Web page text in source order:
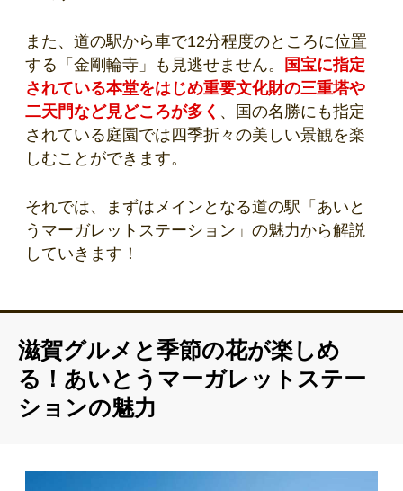
また、道の駅から車で12分程度のところに位置
する「金剛輪寺」も見逃せません。
国宝に指定
されている本堂をはじめ重要文化財の三重塔や
二天門など見どころが多く 、国の名勝にも指定
されている庭園では四季折々の美しい景観を楽
しむことができます。
それでは、まずはメインとなる道の駅「あいと
うマーガレットステーション」の魅力から解説
していきます！
滋賀グルメと季節の花が楽しめ
る！あいとうマーガレットステー
ションの魅力